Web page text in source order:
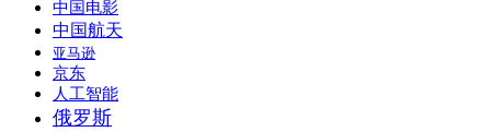
中国电影
中国航天
亚马逊
京东
人工智能
俄罗斯